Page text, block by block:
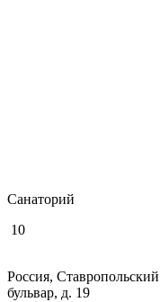
Санаторий
10
Россия,
бульвар, д. 19